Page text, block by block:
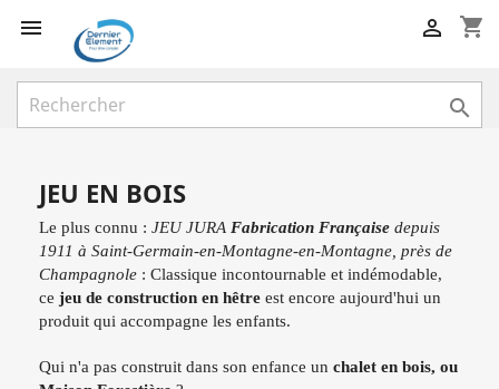
 shopping_cart


JEU EN BOIS
Le plus connu : JEU JURA Fabrication Française depuis
1911 à Saint-Germain-en-Montagne-en-Montagne, près de
Champagnole : Classique incontournable et indémodable,
ce jeu de construction en hêtre est encore aujourd'hui un
produit qui accompagne les enfants.
Qui n'a pas construit dans son enfance un chalet en bois, ou